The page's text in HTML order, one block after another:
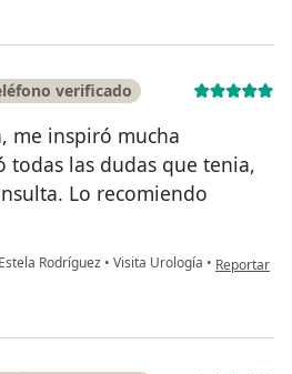
verificado
me inspiró mucha
todas las dudas que tenia,
Lo recomiendo
Rodríguez • Visita Urología • en opinión
Reportar